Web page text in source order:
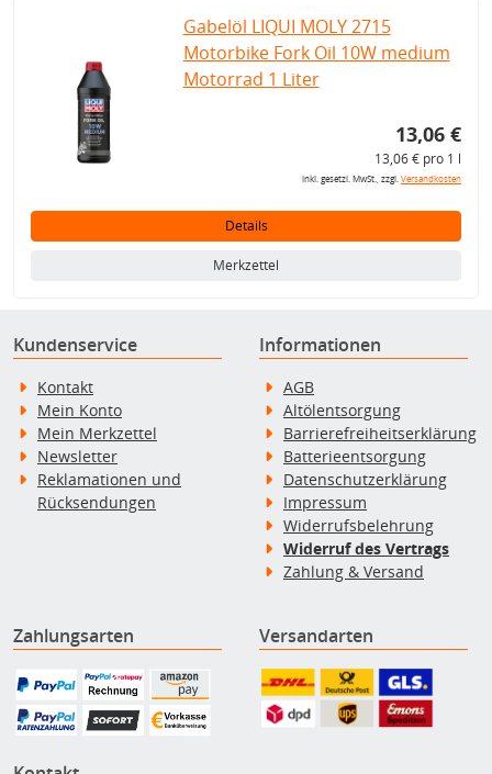
Gabelöl LIQUI MOLY 2715
Motorbike Fork Oil 10W medium
Motorrad 1 Liter
13,06 €
13,06 € pro 1 l
inkl. gesetzl. MwSt., zzgl.Versandkosten
Details
Merkzettel
Kundenservice
Kontakt
Mein Konto
Mein Merkzettel
Newsletter
Reklamationen und
Rücksendungen
Informationen
AGB
Altölentsorgung
Barrierefreiheitserklärung
Batterieentsorgung
Datenschutzerklärung
Impressum
Widerrufsbelehrung
Widerruf des Vertrags
Zahlung & Versand
Zahlungsarten Versandarten